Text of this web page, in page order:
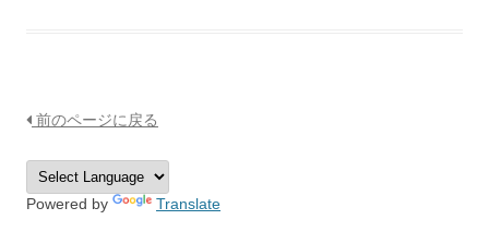
前のページに戻る
Powered by Translate